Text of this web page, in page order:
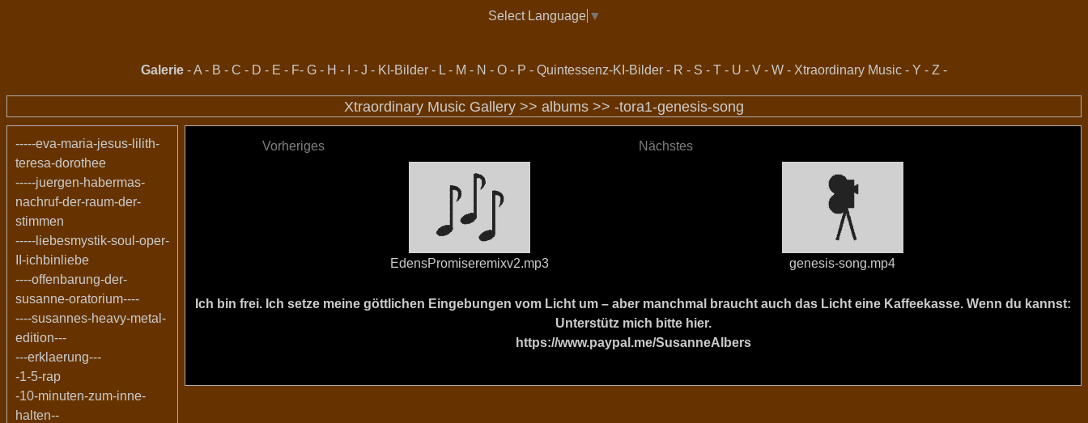
Select Language ▼
Galerie -A - B - C - D - E - F- G - H - - J - KI-Bilder - L - M - N - O - P - Quintessenz-KI-Bilder - R - S - T - U - V - W - Xtraordinary Music - Y - Z -
Xtraordinary Music Gallery >> albums >> -tora1-genesis-song
-----eva-maria-jesus-lilith-
teresa-dorothee
-----juergen-habermas-
nachruf-der-raum-der-
stimmen
-----liebesmystik-soul-oper-
II-ichbinliebe
----offenbarung-der-
susanne-oratorium----
----susannes-heavy-metal-
edition---
---erklaerung---
-1-5-rap
-10-minuten-zum-inne-
halten--
Vorheriges Nächstes
EdensPromiseremixv2.mp3 genesis-song.mp4
Ich bin frei. Ich setze meine göttlichen Eingebungen vom Licht um – aber manchmal braucht auch das Licht eine Kaffeekasse. Wenn du kannst:
Unterstütz mich bitte hier.
https://www.paypal.me/SusanneAlbers